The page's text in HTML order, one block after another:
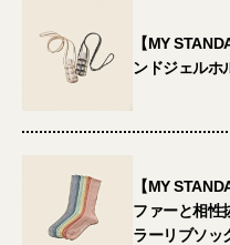
【MY
ンドジェルホ
【MY
ファーと相性
ラーリブソッ